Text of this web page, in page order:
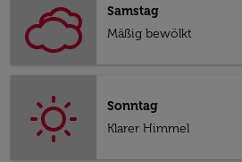
Samstag
Mäßig bewölkt
Sonntag
Klarer Himmel